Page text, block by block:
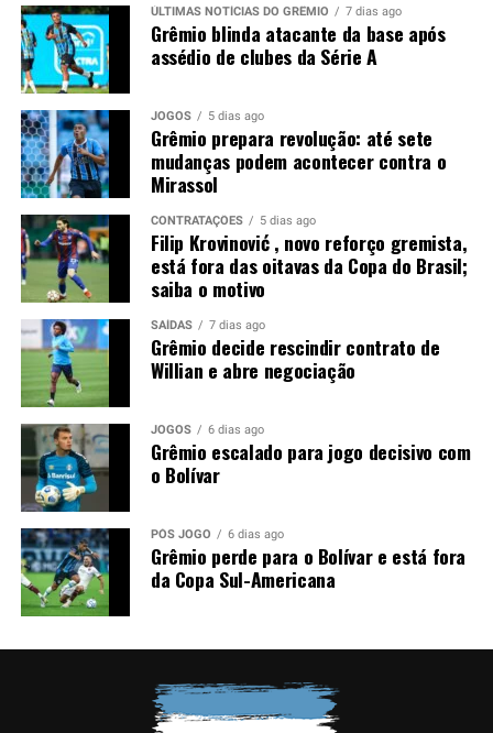
Paralelamente, o Grêmio segue no mercado em busca de
um zagueiro canhoto para suprir a saída de Viery. Caso
Wagner Leonardo seja vendido, a diretoria deverá
intensificar a procura por dois defensores.
Neste cenário, a tendência é de que o Corinthians não
avance nas tratativas. Sem possibilidade de registrar o
atleta e diante da exigência do Grêmio por uma venda, a
negociação perdeu força nos bastidores.
Foto: Lucas Uebel / Grêmio
ÚLTIMAS NOTÍCIAS DO GRÊMIO 7 dias ago
Grêmio blinda atacante da base após
assédio de clubes da Série A
JOGOS 5 dias ago
Grêmio prepara revolução: até sete
mudanças podem acontecer contra o
Mirassol
CONTRATAÇÕES 5 dias ago
Filip Krovinović , novo reforço gremista,
está fora das oitavas da Copa do Brasil;
saiba o motivo
SAÍDAS 7 dias ago
Grêmio decide rescindir contrato de
Willian e abre negociação
JOGOS 6 dias ago
Grêmio escalado para jogo decisivo com
o Bolívar
PÓS JOGO 6 dias ago
Grêmio perde para o Bolívar e está fora
da Copa Sul-Americana